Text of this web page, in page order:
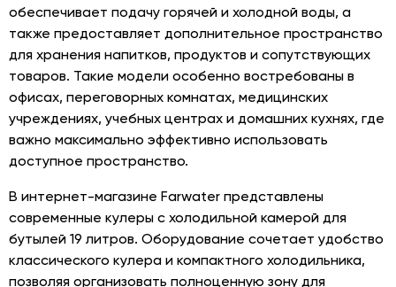
обеспечивает подачу горячей и холодной воды, а
также предоставляет дополнительное пространство
для хранения напитков, продуктов и сопутствующих
товаров. Такие модели особенно востребованы в
офисах, переговорных комнатах, медицинских
учреждениях, учебных центрах и домашних кухнях, где
важно максимально эффективно использовать
доступное пространство.
В интернет-магазине Farwater представлены
современные кулеры с холодильной камерой для
бутылей 19 литров. Оборудование сочетает удобство
классического кулера и компактного холодильника,
позволяя организовать полноценную зону для